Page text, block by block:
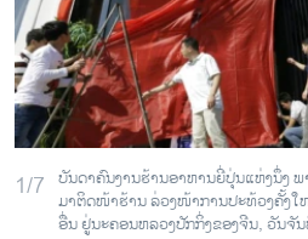
1/7 ບັນດາຄົນງານຮ້ານອາຫານຍີ່ປຸ່ນແຫ່ງນຶ່ງ
ມາຕິດໜ້າຮ້ານ ລ່ວງໜ້າການປະທ້ວງຄັ້ງ
ອື່ນ ຢູ່ນະຄອນຫລວງປັກກິ່ງຂອງຈີນ, ວັນຈັນ